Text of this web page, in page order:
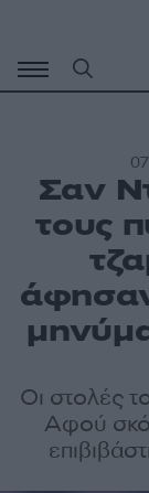
περιεχόμενο
Σαν
τους
Οι στολές
Αφού